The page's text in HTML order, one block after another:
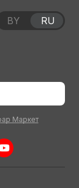
Маркет
BY RU